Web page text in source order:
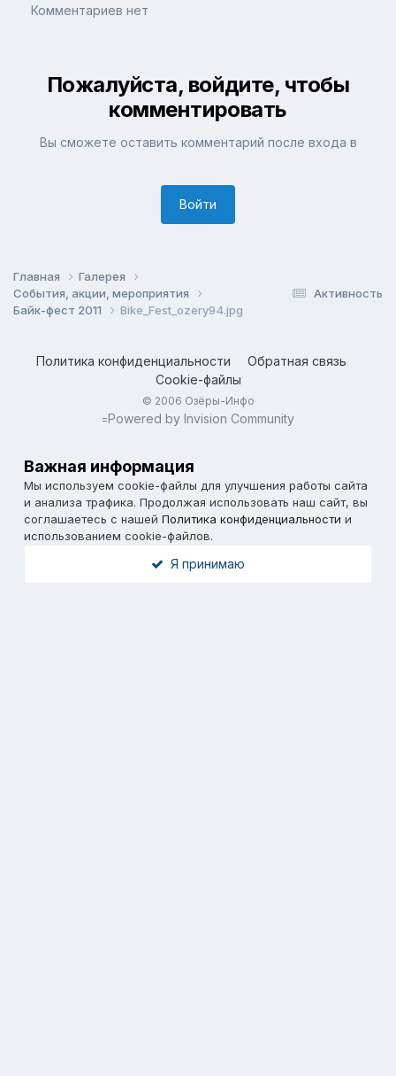
Комментариев нет
Пожалуйста, войдите, чтобы
комментировать
Вы сможете оставить комментарий после входа в
Войти
Активность
Главная
Галерея
События, акции, мероприятия
Байк-фест 2011
Bike_Fest_ozery94.jpg
Политика конфиденциальности
Обратная связь
Cookie-файлы
© 2006 Озёры-Инфо
=Powered by Invision Community
Важная информация
Мы используем cookie-файлы для улучшения работы сайта
и анализа трафика. Продолжая использовать наш сайт, вы
соглашаетесь с нашей Политика конфиденциальности и
использованием cookie-файлов.
Я принимаю